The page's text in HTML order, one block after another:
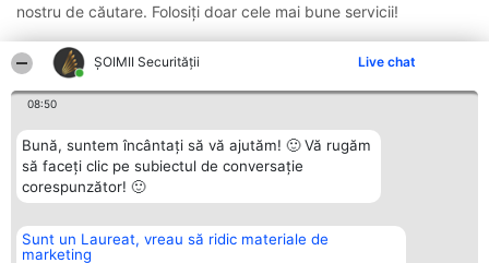
ȘOIMII Securității Live chat
08:50
Bună, suntem încântați să vă ajutăm! 🙂 Vă rugăm
să faceți clic pe subiectul de conversație
corespunzător! 🙂
Sunt un Laureat, vreau să ridic materiale de
marketing
nostru de căutare. Folosiți doar cele mai bune servicii!
Organizator Ranking
BRIGHT SOLUTIONS BR SRL
Plebiscyt Contact